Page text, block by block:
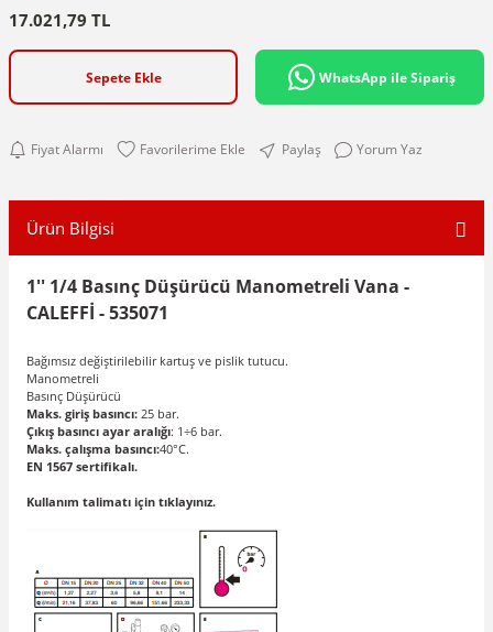
17.021,79 TL
Sepete Ekle WhatsApp ile Sipariş
Fiyat Alarmı Paylaş Yorum Yaz
Ürün Bilgisi
1'' 1/4 Basınç Düşürücü Manometreli Vana -
CALEFFİ - 535071
Bağımsız değiştirilebilir kartuş ve pislik tutucu.
Manometreli
Basınç Düşürücü
Maks. giriş basıncı: 25 bar.
Çıkış basıncı ayar aralığı: 1÷6 bar.
Maks. çalışma basıncı:40°C.
EN 1567 sertifikalı.
Kullanım talimatı için tıklayınız.